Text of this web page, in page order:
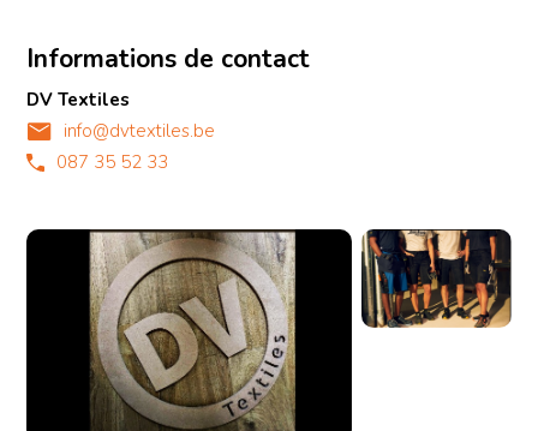
Informations de contact
DV Textiles
info@dvtextiles.be
087 35 52 33